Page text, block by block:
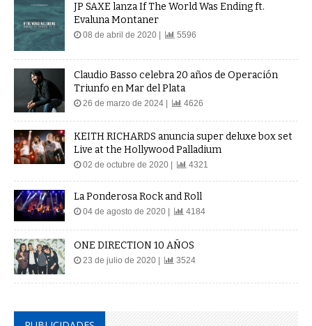
Evaluna Montaner
08 de abril de 2020 |
Claudio Basso celebra 20 años de Operación
Triunfo en Mar del Plata
26 de marzo de 2024 | 4626
KEITH RICHARDS anuncia super deluxe box set
Live at the Hollywood Palladium
02 de octubre de 2020 | 4321
La Ponderosa Rock and Roll
04 de agosto de 2020 | 4184
ONE DIRECTION 10 AÑOS
23 de julio de 2020 | 3524
PUBLICIDADES